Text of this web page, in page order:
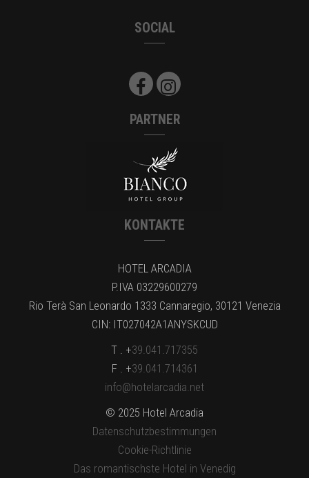
SOCIAL
PARTNER
KONTAKTE
HOTEL ARCADIA
P.IVA 03229600279
Rio Terà San Leonardo 1333 Cannaregio, 30121 Venezia
CIN: IT027042A1ANYSKCUD
T . +39.041.717355
F . +39.041.714361
info@hotelarcadia.net
© 2025 Hotel Arcadia
Datenschutzbestimmungen
Cookie-Richtlinie
Das romantischste Hotel in Venedig